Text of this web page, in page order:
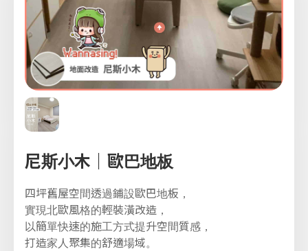
尼斯小木｜歐巴地板
四坪舊屋空間透過鋪設歐巴地板，
實現北歐風格的輕裝潢改造，
以簡單快速的施工方式提升空間質感，
打造家人聚集的舒適場域。